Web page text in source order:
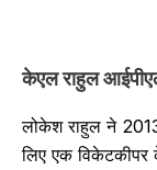
केएल राहुल
लोकेश राहुल ने
लिए एक विकेटकीपर